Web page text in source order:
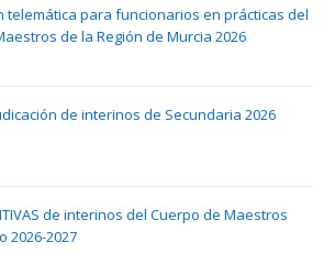
telemática para funcionarios en prácticas del
de la Región de Murcia 2026
de interinos de Secundaria 2026
de interinos del Cuerpo de Maestros
2026-2027